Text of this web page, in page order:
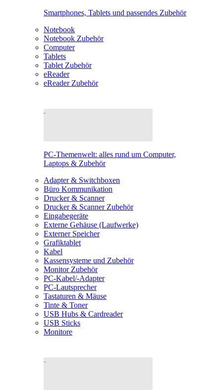
Smartphones, Tablets und passendes Zubehör
Notebook
Notebook Zubehör
Computer
Tablets
Tablet Zubehör
eReader
eReader Zubehör
PC-Themenwelt: alles rund um Computer,
Laptops & Zubehör
Adapter & Switchboxen
Büro Kommunikation
Drucker & Scanner
Drucker & Scanner Zubehör
Eingabegeräte
Externe Gehäuse (Laufwerke)
Externer Speicher
Grafiktablet
Kabel
Kassensysteme und Zubehör
Monitor Zubehör
PC-Kabel/-Adapter
PC-Lautsprecher
Tastaturen & Mäuse
Tinte & Toner
USB Hubs & Cardreader
USB Sticks
Monitore